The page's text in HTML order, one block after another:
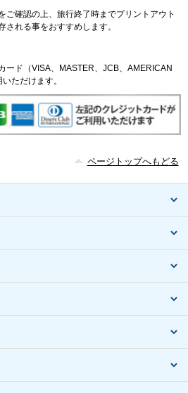
ご確認の上、旅行終了時までプリントアウト
される事をおすすめします。
ード（VISA、MASTER、JCB、AMERICAN
ただけます。
ページトップへもどる